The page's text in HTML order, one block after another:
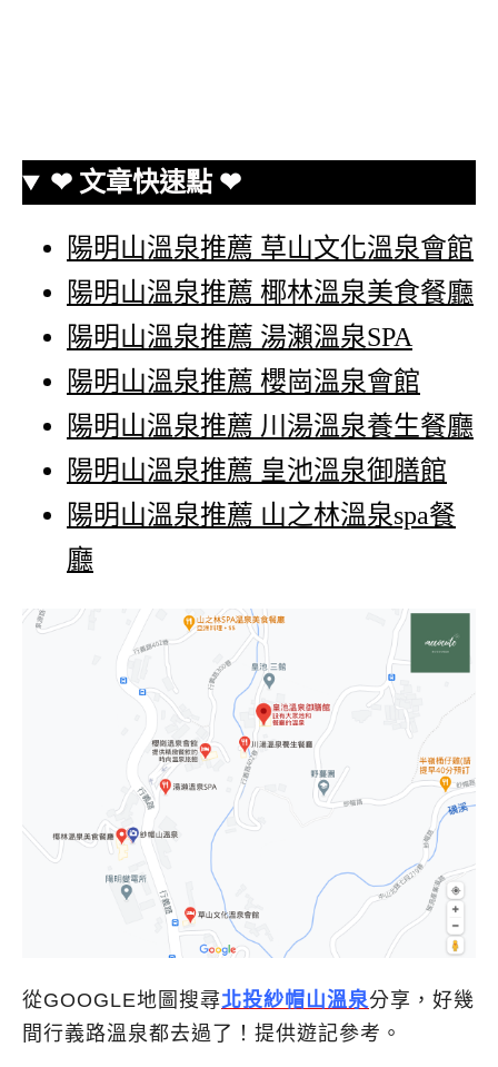
❤ 文章快速點 ❤
陽明山溫泉推薦 草山文化溫泉會館
陽明山溫泉推薦 椰林溫泉美食餐廳
陽明山溫泉推薦 湯瀨溫泉SPA
陽明山溫泉推薦 櫻崗溫泉會館
陽明山溫泉推薦 川湯溫泉養生餐廳
陽明山溫泉推薦 皇池溫泉御膳館
陽明山溫泉推薦 山之林溫泉spa餐
廳
從GOOGLE地圖搜尋北投紗帽山溫泉分享，好幾
間行義路溫泉都去過了！提供遊記參考。